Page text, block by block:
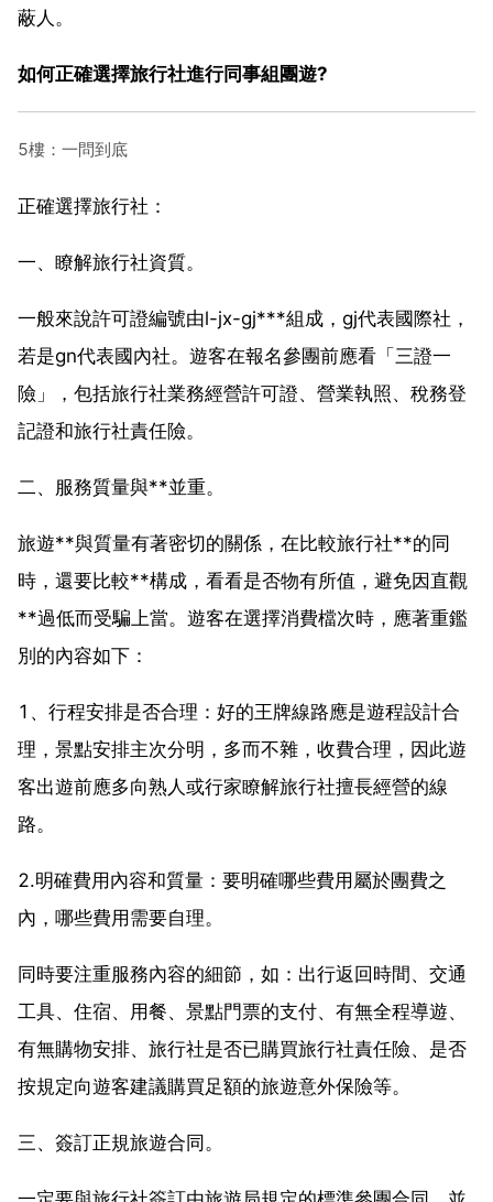
蔽人。
如何正確選擇旅行社進行同事組團遊?
5樓：一問到底
正確選擇旅行社：
一、瞭解旅行社資質。
一般來說許可證編號由l-jx-gj***組成，gj代表國際社，
若是gn代表國內社。遊客在報名參團前應看「三證一
險」，包括旅行社業務經營許可證、營業執照、稅務登
記證和旅行社責任險。
二、服務質量與**並重。
旅遊**與質量有著密切的關係，在比較旅行社**的同
時，還要比較**構成，看看是否物有所值，避免因直觀
**過低而受騙上當。遊客在選擇消費檔次時，應著重鑑
別的內容如下：
1、行程安排是否合理：好的王牌線路應是遊程設計合
理，景點安排主次分明，多而不雜，收費合理，因此遊
客出遊前應多向熟人或行家瞭解旅行社擅長經營的線
路。
2.明確費用內容和質量：要明確哪些費用屬於團費之
內，哪些費用需要自理。
同時要注重服務內容的細節，如：出行返回時間、交通
工具、住宿、用餐、景點門票的支付、有無全程導遊、
有無購物安排、旅行社是否已購買旅行社責任險、是否
按規定向遊客建議購買足額的旅遊意外保險等。
三、簽訂正規旅遊合同。